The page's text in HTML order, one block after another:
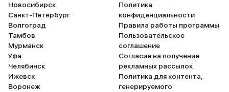
Новосибирск
Санкт-Петербург
Волгоград
Тамбов
Мурманск
Уфа
Челябинск
Ижевск
Воронеж
Политика
конфиденциальности
Правила работы программы
Пользовательское
соглашение
Согласие на получение
рекламных рассылок
Политика для контента,
генерируемого